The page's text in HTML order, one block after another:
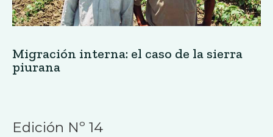
Migración interna: el caso de la sierra
piurana
Edición Nº 14